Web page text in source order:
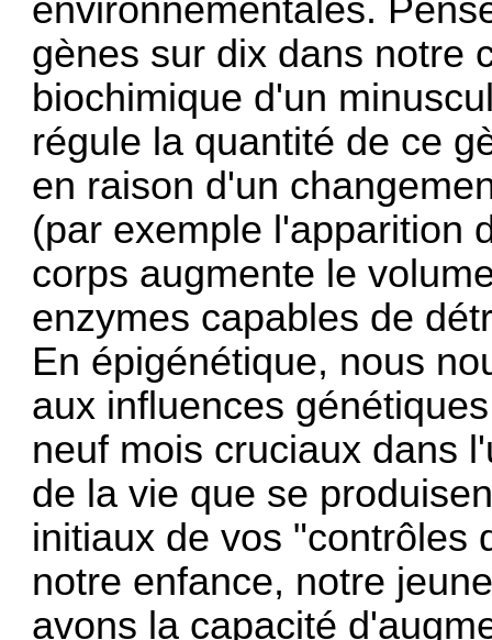
environnementales.
gènes sur dix dans notre
biochimique d'un
régule la quantité de ce
en raison d'un
(par exemple l'apparition
corps augmente le
enzymes capables de
En épigénétique, nous
aux influences
neuf mois cruciaux dans
de la vie que se
initiaux de vos "contrôles
notre enfance, notre
avons la capacité